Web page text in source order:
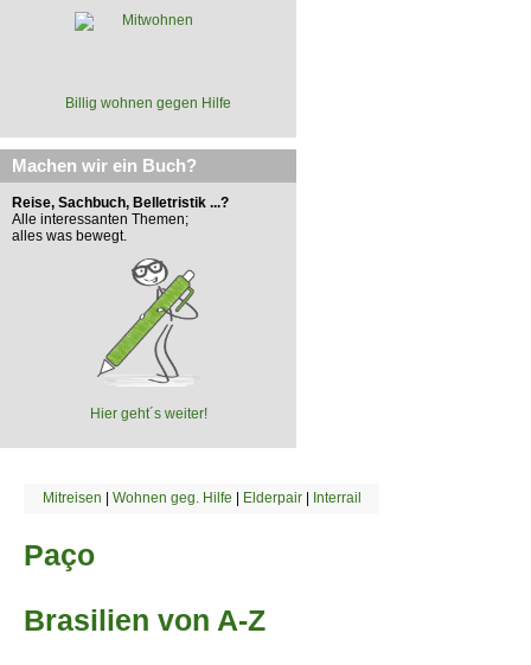
Billig wohnen gegen Hilfe
Machen wir ein Buch?
Reise, Sachbuch, Belletristik ...?
Alle interessanten Themen;
alles was bewegt.
Hier geht´s weiter!
Mitreisen | Wohnen geg. Hilfe | Elderpair| Interrail
Paço
Brasilien von A-Z